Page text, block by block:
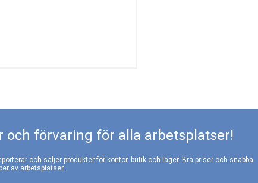
och förvaring för alla arbetsplatser!
och säljer produkter för kontor, butik och lager. Bra priser och snabba
av arbetsplatser.